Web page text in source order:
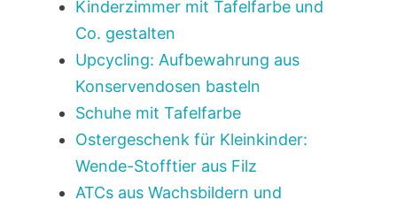
Kinderzimmer mit Tafelfarbe und
Co. gestalten
Upcycling: Aufbewahrung aus
Konservendosen basteln
Schuhe mit Tafelfarbe
Ostergeschenk für Kleinkinder:
Wende-Stofftier aus Filz
ATCs aus Wachsbildern und